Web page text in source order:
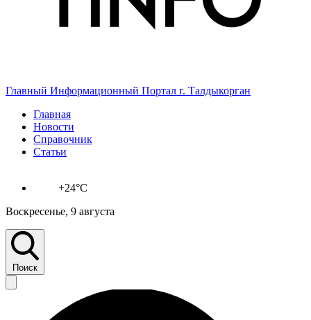
Главный Информационный Портал г. Талдыкорган
Главная
Новости
Справочник
Статьи
+24°C
Воскресенье, 9 августа
Поиск